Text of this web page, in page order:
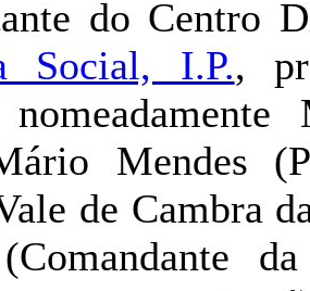
do
Social, I.P.,
Mendes
de Cambra